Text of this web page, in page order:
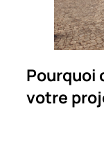
Pourquoi
votre